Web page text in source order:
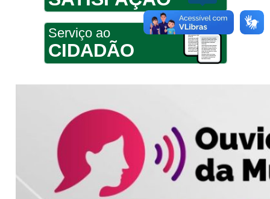
Serviço ao
CIDADÃO